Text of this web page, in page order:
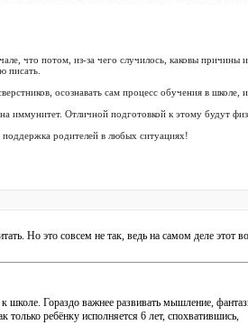
что потом, из-за чего случилось, каковы причины и
писать.
осознавать сам процесс обучения в школе,
иммунитет. Отличной подготовкой к этому будут
поддержка родителей в любых ситуациях!
Но это совсем не так, ведь на самом деле этот
к школе. Гораздо важнее развивать мышление,
ребёнку исполняется 6 лет, спохватившись,